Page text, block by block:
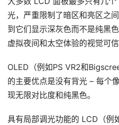
光，严重限制了暗区和亮区之
到它们显示深灰色而不是纯黑
虚拟夜间和太空体验的视觉可信
OLED（例如PS VR2和
的主要优点是没有背光 – 每个
现无限对比度和纯黑色。
具有局部调光功能的 LCD（例